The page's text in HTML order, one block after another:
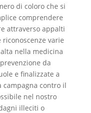
di coloro che si
comprendere
attraverso appalti
riconoscenze varie
nella medicina
da
e finalizzate a
campagna contro il
nel nostro
illeciti o